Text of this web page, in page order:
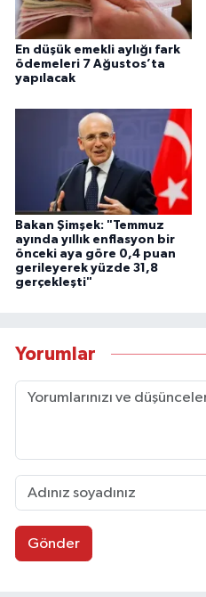
En düşük emekli aylığı fark
ödemeleri 7 Ağustos’ta
yapılacak
Bakan Şimşek: "Temmuz
ayında yıllık enflasyon bir
önceki aya göre 0,4 puan
gerileyerek yüzde 31,8
gerçekleşti"
Yorumlar
Gönder